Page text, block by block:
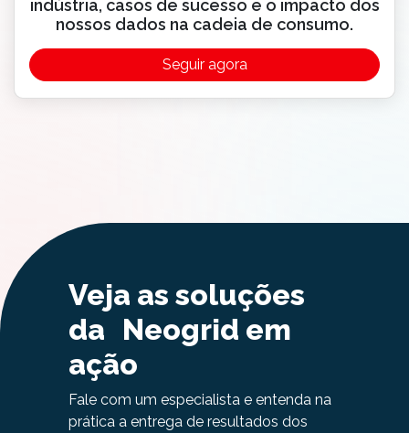
indústria, casos de sucesso e o impacto dos
nossos dados na cadeia de consumo.
Seguir agora
Veja as soluções
da Neogrid em
ação
Fale com um especialista e entenda na
prática a entrega de resultados dos